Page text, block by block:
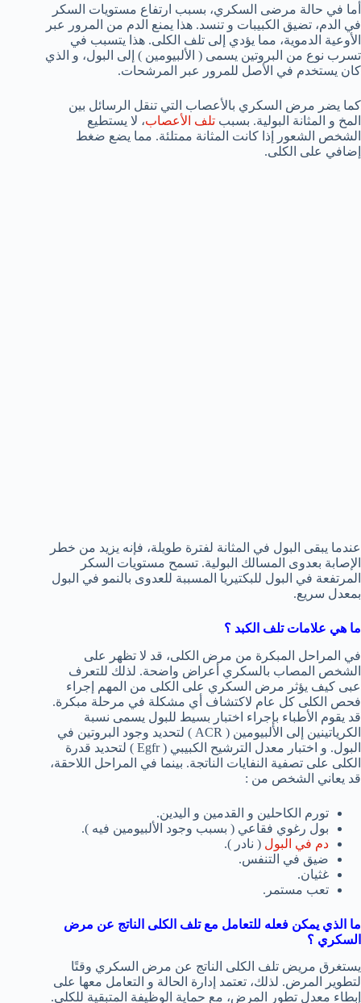
أما في حالة مرضى السكري، بسبب ارتفاع مستويات السكر
في الدم، تضيق الكبيبات و تنسد. هذا يمنع الدم من المرور عبر
الأوعية الدموية، مما يؤدي إلى تلف الكلى. هذا يتسبب في
تسرب نوع من البروتين يسمى ( الألبيومين ) إلى البول، و الذي
كان يستخدم في الأصل للمرور عبر المرشحات.
كما يضر مرض السكري بالأعصاب التي تنقل الرسائل بين
المخ و المثانة البولية. بسبب تلف الأعصاب، لا يستطيع
الشخص الشعور إذا كانت المثانة ممتلئة. مما يضع ضغط
إضافي على الكلى.
عندما يبقى البول في المثانة لفترة طويلة، فإنه يزيد من خطر
الإصابة بعدوى المسالك البولية. تسمح مستويات السكر
المرتفعة في البول للبكتيريا المسببة للعدوى بالنمو في البول
بمعدل سريع.
ما هي علامات تلف الكبد ؟
في المراحل المبكرة من مرض الكلى، قد لا تظهر على
الشخص المصاب بالسكري أعراض واضحة. لذلك للتعرف
عبى كيف يؤثر مرض السكري على الكلى من المهم إجراء
فحص الكلى كل عام لاكتشاف أي مشكلة في مرحلة مبكرة.
قد يقوم الأطباء بإجراء اختبار بسيط للبول يسمى نسبة
الكرياتينين إلى الألبيومين ( ACR ) لتحديد وجود البروتين في
البول. و اختبار معدل الترشيح الكبيبي ( Egfr ) لتحديد قدرة
الكلى على تصفية النفايات الناتجة. بينما في المراحل اللاحقة،
قد يعاني الشخص من :
تورم الكاحلين و القدمين و اليدين.
بول رغوي فقاعي ( بسبب وجود الألبيومين فيه ).
دم في البول ( نادر ).
ضيق في التنفس.
غثيان.
تعب مستمر.
ما الذي يمكن فعله للتعامل مع تلف الكلى الناتج عن مرض
السكري ؟
يستغرق مريض تلف الكلى الناتج عن مرض السكري وقتًا
لتطوير المرض. لذلك، تعتمد إدارة الحالة و التعامل معها على
إبطاء معدل تطور المرض، مع حماية الوظيفة المتبقية للكلى.